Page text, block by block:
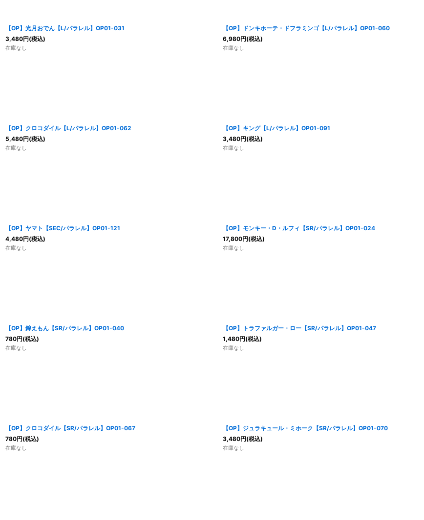
【OP】光月おでん【L/パラレル】OP01-031
3,480円(税込)
在庫なし
【OP】ドンキホーテ・ドフラミンゴ【L/パラレル】OP01-060
6,980円(税込)
在庫なし
【OP】クロコダイル【L/パラレル】OP01-062
5,480円(税込)
在庫なし
【OP】キング【L/パラレル】OP01-091
3,480円(税込)
在庫なし
【OP】ヤマト【SEC/パラレル】OP01-121
4,480円(税込)
在庫なし
【OP】モンキー・D・ルフィ【SR/パラレル】OP01-024
17,800円(税込)
在庫なし
【OP】錦えもん【SR/パラレル】OP01-040
780円(税込)
在庫なし
【OP】トラファルガー・ロー【SR/パラレル】OP01-047
1,480円(税込)
在庫なし
【OP】クロコダイル【SR/パラレル】OP01-067
780円(税込)
在庫なし
【OP】ジュラキュール・ミホーク【SR/パラレル】OP01-070
3,480円(税込)
在庫なし